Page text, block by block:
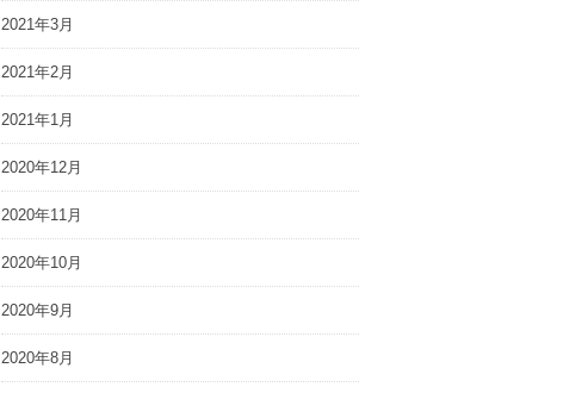
2021年3月
2021年2月
2021年1月
2020年12月
2020年11月
2020年10月
2020年9月
2020年8月